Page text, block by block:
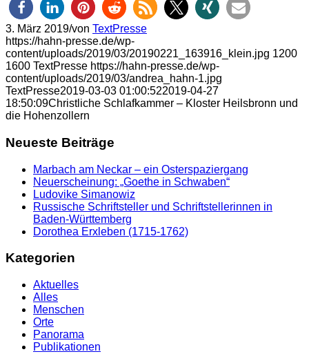
3. März 2019/von TextPresse
https://hahn-presse.de/wp-
content/uploads/2019/03/20190221_163916_klein.jpg 1200
1600 TextPresse https://hahn-presse.de/wp-
content/uploads/2019/03/andrea_hahn-1.jpg
TextPresse2019-03-03 01:00:522019-04-27
18:50:09Christliche Schlafkammer – Kloster Heilsbronn und
die Hohenzollern
Neueste Beiträge
Marbach am Neckar – ein Osterspaziergang
Neuerscheinung: „Goethe in Schwaben“
Ludovike Simanowiz
Russische Schriftsteller und Schriftstellerinnen in
Baden-Württemberg
Dorothea Erxleben (1715-1762)
Kategorien
Aktuelles
Alles
Menschen
Orte
Panorama
Publikationen